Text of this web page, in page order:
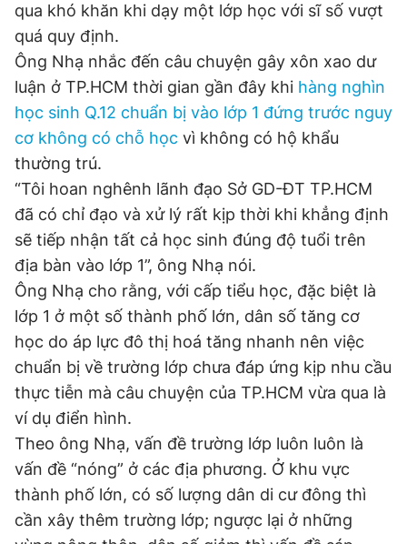
Theo dõi báo trên
Hotline
0906 645 777
Liên hệ quảng cáo
0908 780 404
Đặt báo Quảng cáo
Tổng biên tập: Nguyễn Ngọc Toàn
Phó tổng biên tập thường trực: Hải Thành
Phó tổng biên tập: Lâm Hiếu Dũng
Phó tổng biên tập: Trần Việt Hưng
Tổng thư ký tòa soạn: Đức Trung
Giấy phép xuất bản số 110/GP - BTTTT cấp ngày 24.3.2020
© 2003-2026 Bản quyền thuộc về Báo Thanh Niên. Cấm sao
chép dưới mọi hình thức nếu không có sự chấp thuận bằng văn
bản. Phát triển bởi ePi Technologies, JSC.
qua khó khăn khi dạy một lớp học với sĩ số vượt
quá quy định.
Ông Nhạ nhắc đến câu chuyện gây xôn xao dư
luận ở TP.HCM thời gian gần đây khi hàng nghìn
học sinh Q.12 chuẩn bị vào lớp 1 đứng trước nguy
cơ không có chỗ học vì không có hộ khẩu
thường trú.
“Tôi hoan nghênh lãnh đạo Sở GD-ĐT TP.HCM
đã có chỉ đạo và xử lý rất kịp thời khi khẳng định
sẽ tiếp nhận tất cả học sinh đúng độ tuổi trên
địa bàn vào lớp 1”, ông Nhạ nói.
Ông Nhạ cho rằng, với cấp tiểu học, đặc biệt là
lớp 1 ở một số thành phố lớn, dân số tăng cơ
học do áp lực đô thị hoá tăng nhanh nên việc
chuẩn bị về trường lớp chưa đáp ứng kịp nhu cầu
thực tiễn mà câu chuyện của TP.HCM vừa qua là
ví dụ điển hình.
Theo ông Nhạ, vấn đề trường lớp luôn luôn là
vấn đề “nóng” ở các địa phương. Ở khu vực
thành phố lớn, có số lượng dân di cư đông thì
cần xây thêm trường lớp; ngược lại ở những